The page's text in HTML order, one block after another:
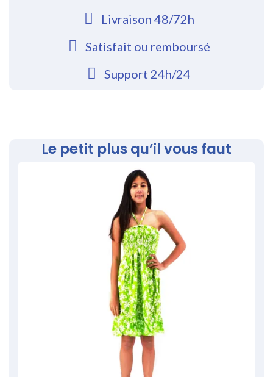
Livraison 48/72h
Satisfait ou remboursé
Support 24h/24
Le petit plus qu’il vous faut